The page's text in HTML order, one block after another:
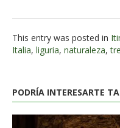
This entry was posted in
Italia, liguria, naturaleza,
PODRÍA INTERESARTE